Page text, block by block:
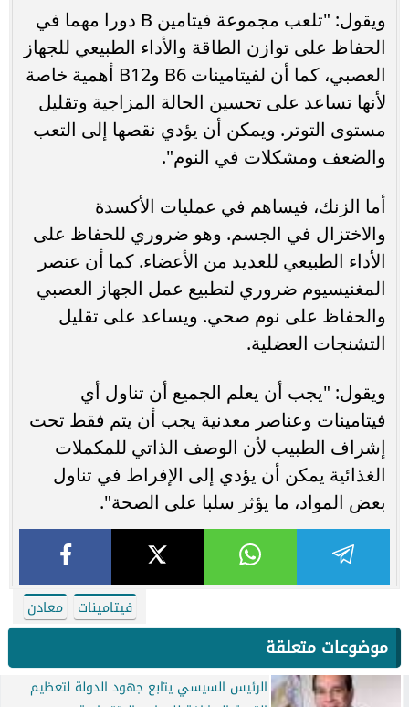
ويقول: "تلعب مجموعة فيتامين B دورا مهما في
الحفاظ على توازن الطاقة والأداء الطبيعي للجهاز
العصبي، كما أن لفيتامينات B6 وB12 أهمية خاصة
لأنها تساعد على تحسين الحالة المزاجية وتقليل
مستوى التوتر. ويمكن أن يؤدي نقصها إلى التعب
والضعف ومشكلات في النوم".
أما الزنك، فيساهم في عمليات الأكسدة
والاختزال في الجسم. وهو ضروري للحفاظ على
الأداء الطبيعي للعديد من الأعضاء. كما أن عنصر
المغنيسيوم ضروري لتطبيع عمل الجهاز العصبي
والحفاظ على نوم صحي. ويساعد على تقليل
التشنجات العضلية.
ويقول: "يجب أن يعلم الجميع أن تناول أي
فيتامينات وعناصر معدنية يجب أن يتم فقط تحت
إشراف الطبيب لأن الوصف الذاتي للمكملات
الغذائية يمكن أن يؤدي إلى الإفراط في تناول
بعض المواد، ما يؤثر سلبا على الصحة".
فيتامينات معادن
موضوعات متعلقة
الرئيس السيسي يتابع جهود الدولة لتعظيم